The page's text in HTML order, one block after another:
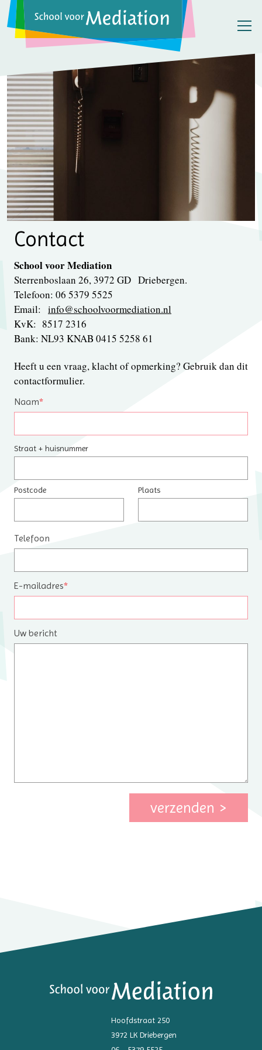
Contact
School voor Mediation
Sterrenboslaan 26, 3972 GD Driebergen.
Telefoon: 06 5379 5525
Email: info@schoolvoormediation.nl
KvK: 8517 2316
Bank: NL93 KNAB 0415 5258 61
Heeft u een vraag, klacht of opmerking? Gebruik dan dit
contactformulier.
Naam*
Straat + huisnummer
Postcode Plaats
Telefoon
E-mailadres*
Uw bericht
verzenden
Hoofdstraat 250
3972 LK Driebergen